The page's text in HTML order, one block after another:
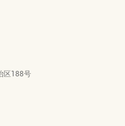
区188号